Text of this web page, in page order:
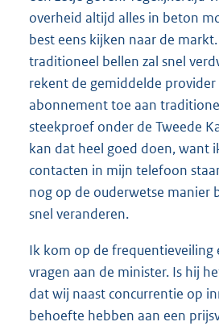
overheid altijd alles in beton
best eens kijken naar de
traditioneel bellen zal snel
rekent de gemiddelde
abonnement toe aan
steekproef onder de Tweede
kan dat heel goed doen, want
contacten in mijn telefoon
nog op de ouderwetse manier
snel veranderen.
Ik kom op de frequentieveiling
vragen aan de minister. Is hij
dat wij naast concurrentie op
behoefte hebben aan een